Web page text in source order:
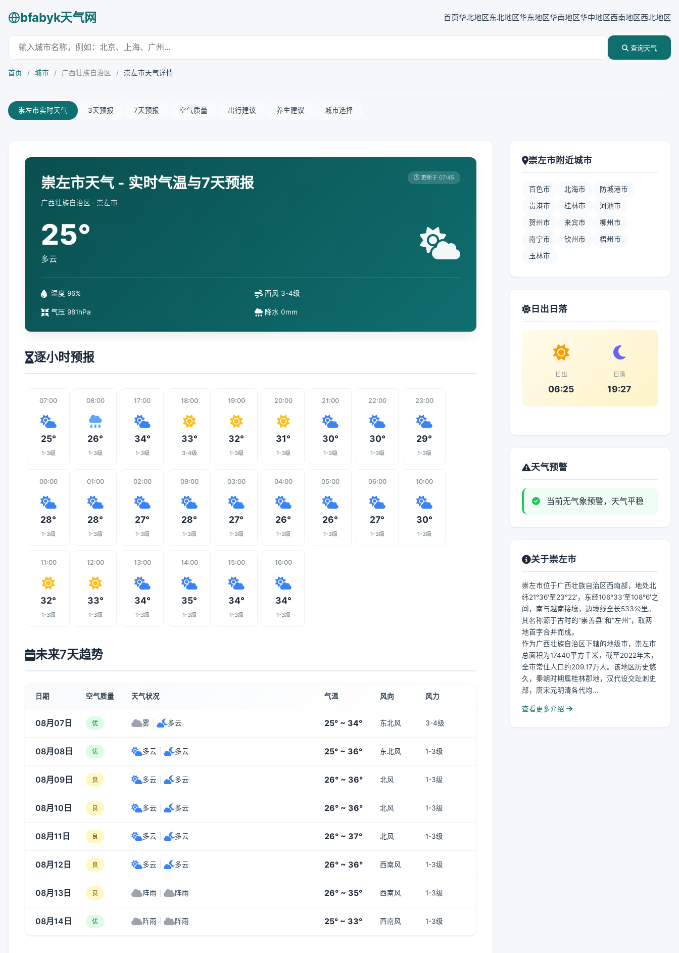
bfabyk天气网 首页华北地区东北地区华东地区华南地区华中地区西南地区西北地区
查询天气
首页 / 城市 / 广西壮族自治区 / 崇左市天气详情
崇左市实时天气 3天预报 7天预报 空气质量 出行建议 养生建议 城市选择
崇左市天气 - 实时气温与7天预报
广西壮族自治区 · 崇左市
更新于 07:45
25°
多云
湿度 96% 西风 3-4级
气压 981hPa 降水 0mm
逐小时预报
07:00
25°
1-3级
08:00
26°
1-3级
17:00
34°
1-3级
18:00
33°
3-4级
19:00
32°
1-3级
20:00
31°
1-3级
21:00
30°
1-3级
22:00
30°
1-3级
23:00
29°
1-3级
00:00
28°
1-3级
01:00
28°
1-3级
02:00
27°
1-3级
09:00
28°
1-3级
03:00
27°
1-3级
04:00
26°
1-3级
05:00
26°
1-3级
06:00
27°
1-3级
10:00
30°
1-3级
11:00
32°
1-3级
12:00
33°
1-3级
13:00
34°
1-3级
14:00
35°
1-3级
15:00
34°
1-3级
16:00
34°
1-3级
未来7天趋势
日期 空气质量 天气状况 气温 风向 风力
08月07日 优 雾 多云 25° ~ 34° 东北风 3-4级
08月08日 优 多云 多云 25° ~ 36° 东北风 1-3级
08月09日 良 多云 多云 26° ~ 36° 北风 1-3级
08月10日 良 多云 多云 26° ~ 36° 北风 1-3级
08月11日 良 多云 多云 26° ~ 37° 北风 1-3级
08月12日 良 多云 多云 26° ~ 36° 西南风 1-3级
08月13日 良 阵雨 阵雨 26° ~ 35° 西南风 1-3级
08月14日 优 阵雨 阵雨 25° ~ 33° 西南风 1-3级
崇左市附近城市
百色市 北海市 防城港市
贵港市 桂林市 河池市
贺州市 来宾市 柳州市
南宁市 钦州市 梧州市
玉林市
日出日落
日出
06:25
日落
19:27
天气预警
当前无气象预警，天气平稳
关于崇左市
崇左市位于广西壮族自治区西南部，地处北
纬21°36′至23°22′，东经106°33′至108°6′之
间，南与越南接壤，边境线全长533公里。
其名称源于古时的“崇善县”和“左州”，取两
地首字合并而成。
作为广西壮族自治区下辖的地级市，崇左市
总面积为17440平方千米，截至2022年末，
全市常住人口约209.17万人。该地区历史悠
久，秦朝时期属桂林郡地，汉代设交趾刺史
部，唐宋元明清各代均...
查看更多介绍